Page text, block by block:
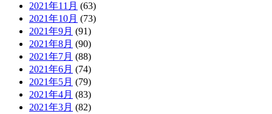
2021年11月 (63)
2021年10月 (73)
2021年9月 (91)
2021年8月 (90)
2021年7月 (88)
2021年6月 (74)
2021年5月 (79)
2021年4月 (83)
2021年3月 (82)